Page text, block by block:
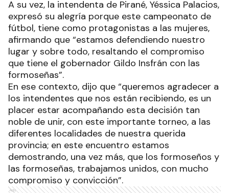
A su vez, la intendenta de Pirané, Yéssica Palacios,
expresó su alegría porque este campeonato de
fútbol, tiene como protagonistas a las mujeres,
afirmando que “estamos defendiendo nuestro
lugar y sobre todo, resaltando el compromiso
que tiene el gobernador Gildo Insfrán con las
formoseñas”.
En ese contexto, dijo que “queremos agradecer a
los intendentes que nos están recibiendo, es un
placer estar acompañando esta decisión tan
noble de unir, con este importante torneo, a las
diferentes localidades de nuestra querida
provincia; en este encuentro estamos
demostrando, una vez más, que los formoseños y
las formoseñas, trabajamos unidos, con mucho
compromiso y convicción”.
Ads